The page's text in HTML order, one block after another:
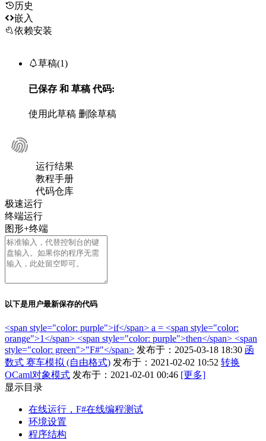
历史
嵌入
依赖安装
草稿(1)
已保存 和 草稿代码:
使用此草稿 删除草稿
运行结果
教程手册
代码仓库
极速运行
终端运行
图形+终端
以下是用户最新保存的代码
<span style="color: purple">if</span> a = <span style="color:
orange">1</span> <span style="color: purple">then</span> <span
style="color: green">"F#"</span> 发布于：2025-03-18 18:30 函
数式 赛车模拟 (自由格式) 发布于：2021-02-02 10:52 转换
OCaml对象模式 发布于：2021-02-01 00:46 [更多]
显示目录
在线运行，F#在线编程测试
环境设置
程序结构